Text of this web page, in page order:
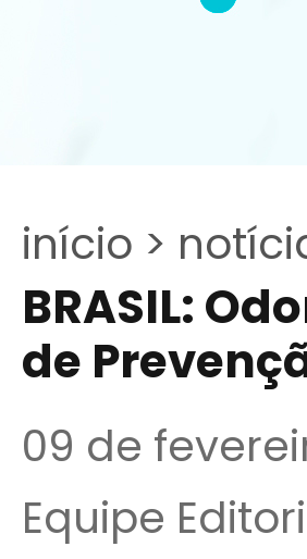
início >
BRASIL:
de
09 de
Equipe